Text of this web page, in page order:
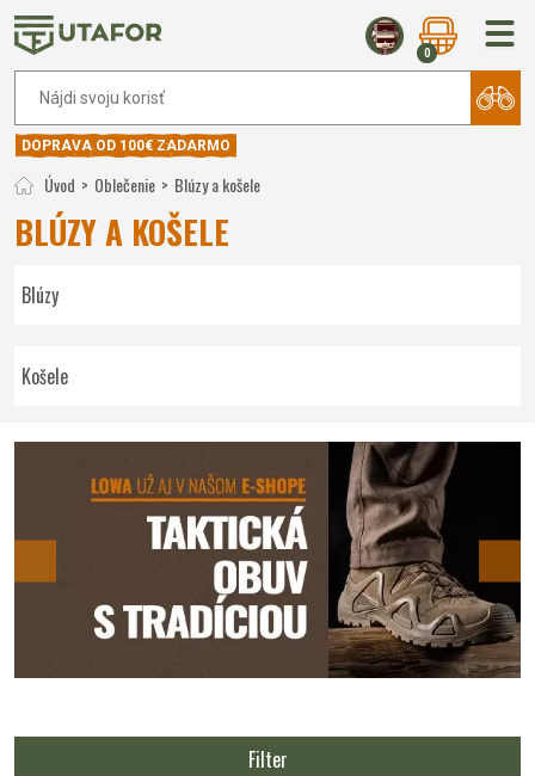
0
DOPRAVA OD 100€ ZADARMO
Úvod Oblečenie Blúzy a košele
BLÚZY A KOŠELE
Blúzy
Košele
Filter